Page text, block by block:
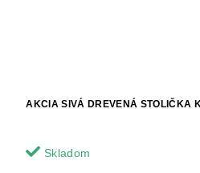
AKCIA SIVÁ DREVENÁ STOLIČKA
Skladom